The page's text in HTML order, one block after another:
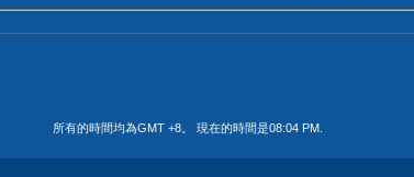
所有的時間均為GMT +8。 現在的時間是08:04 PM